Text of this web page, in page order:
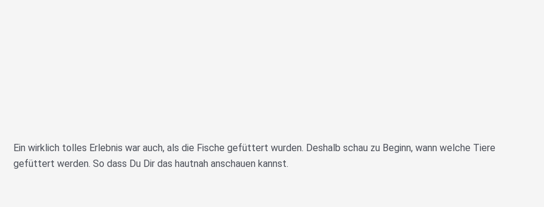
Ein wirklich tolles Erlebnis war auch, als die Fische gefüttert wurden. Deshalb schau zu Beginn, wann welche Tiere
gefüttert werden. So dass Du Dir das hautnah anschauen kannst.